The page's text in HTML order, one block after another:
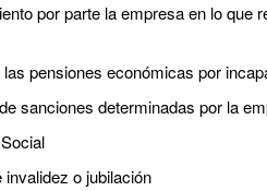
por parte la empresa en lo que
las pensiones económicas por
sanciones determinadas por la
invalidez o jubilación